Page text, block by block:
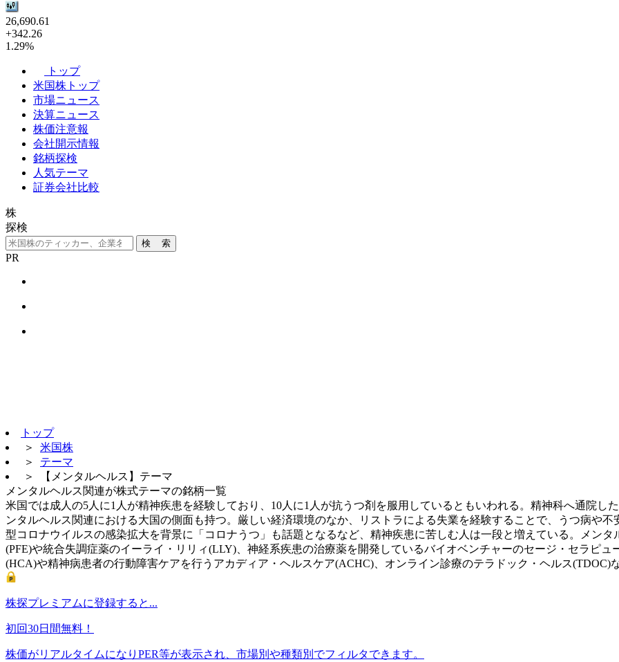
26,690.61
+342.26
1.29%
トップ
米国株トップ
市場ニュース
決算ニュース
株価注意報
会社開示情報
銘柄探検
人気テーマ
証券会社比較
株
探検
検 索
PR
トップ
＞ 米国株
＞ テーマ
＞
【メンタルヘルス】テーマ
メンタルヘルス関連が株式テーマの銘柄一覧
米国では成人の5人に1人が精神疾患を経験しており、10人に1人が抗うつ剤を服用しているともいわれる。精神科へ通院し
ンタルヘルス関連における大国の側面も持つ。厳しい経済環境のなか、リストラによる失業を経験することで、うつ病や
型コロナウイルスの感染拡大を背景に「コロナうつ」も話題となるなど、精神疾患に苦しむ人は一段と増えている。メン
(PFE)や統合失調症薬のイーライ・リリィ(LLY)、神経系疾患の治療薬を開発しているバイオベンチャーのセージ・セラピ
(HCA)や精神病患者の行動障害ケアを行うアカディア・ヘルスケア(ACHC)、オンライン診療のテラドック・ヘルス(TDOC)
株探プレミアムに登録すると...
初回30日間無料！
株価がリアルタイムになりPER等が表示され、市場別や種類別でフィルタできます。